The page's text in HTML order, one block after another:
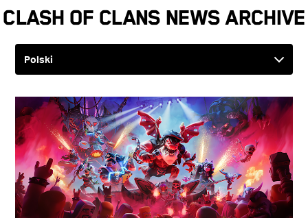
Clash of Clans News Archive